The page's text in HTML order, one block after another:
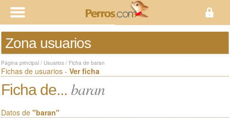
Zona usuarios
Página principal / Usuarios / Ficha de baran
Fichas de usuarios - Ver ficha
Ficha de... baran
Datos de "baran"